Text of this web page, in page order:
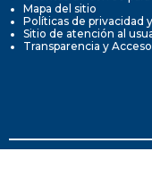
Mapa del sitio
Políticas de privacidad
Sitio de atención al
Transparencia y